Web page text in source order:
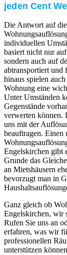
jeden Cent
Die Antwort auf
individuellen
basiert nicht nur
sondern auch auf
abtransportiert und
hinaus spielen
Wohnung eine
Unter Umständen
Gegenstände
verwerten können.
uns mit der
beauftragen. Einen
Engelskirchen gibt
Grunde das
an Mietshäusern
bevorzugt man in
Ganz gleich ob
Engelskirchen, wir
Rufen Sie uns an
erfahren, was wir
professionellen
unterstützen